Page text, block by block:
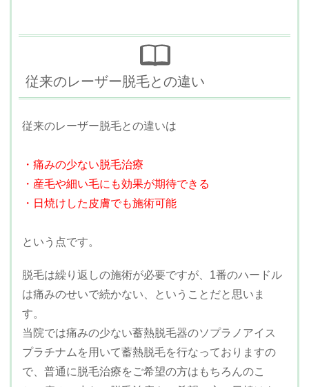
従来のレーザー脱毛との違い
従来のレーザー脱毛との違いは
・痛みの少ない脱毛治療
・産毛や細い毛にも効果が期待できる
・日焼けした皮膚でも施術可能
という点です。
脱毛は繰り返しの施術が必要ですが、1番のハードル
は痛みのせいで続かない、ということだと思いま
す。
当院では痛みの少ない蓄熱脱毛器のソプラノアイス
プラチナムを用いて蓄熱脱毛を行なっておりますの
で、普通に脱毛治療をご希望の方はもちろんのこ